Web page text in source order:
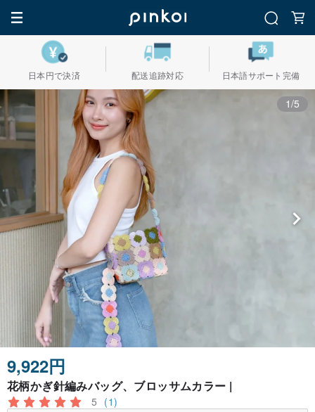
日本円で決済 配送追跡対応 日本語サポート完備
1/5
9,922円
花柄かぎ針編みバッグ、ブロッサムカラー |
5 (1)